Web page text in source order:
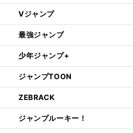
Vジャンプ
最強ジャンプ
少年ジャンプ+
ジャンプTOON
ZEBRACK
ジャンプルーキー！